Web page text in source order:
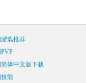
戏推荐
体中文版下载
能